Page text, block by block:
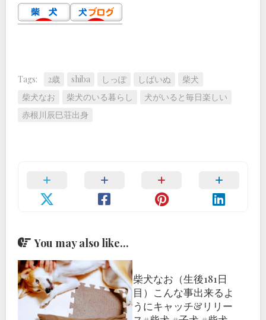
Tags: 2歳 shiba しっぽ しばいぬ
柴犬
柴犬なお
柴犬のいる暮らし
犬がいると毎日楽しい
赤根川辰巳荘出身
You may also like...
柴犬なお（生後181日
目）こんな事出来るよ
うにキャッチ&リリー